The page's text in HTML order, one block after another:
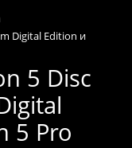
Digital Edition и
5 Disc
5 Pro